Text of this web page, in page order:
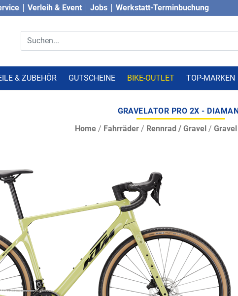
Verleih & Event Jobs Werkstatt-Terminbuchung
& ZUBEHÖR GUTSCHEINE BIKE-OUTLET TOP-MARKEN
GRAVELATOR PRO 2X -
Home / Fahrräder / Rennrad / Gravel / Gravel